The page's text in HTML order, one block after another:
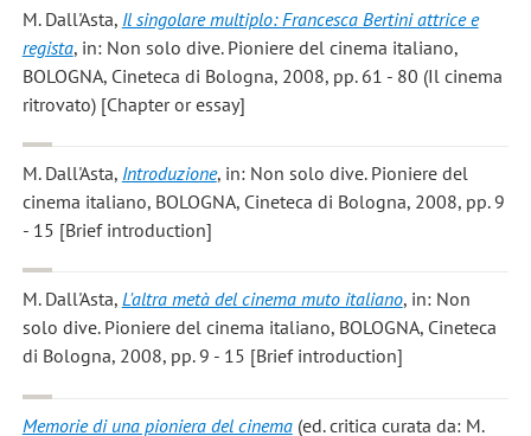
M. Dall'Asta, Il singolare multiplo: Francesca Bertini attrice e
regista, in: Non solo dive. Pioniere del cinema italiano,
BOLOGNA, Cineteca di Bologna, 2008, pp. 61 - 80 (Il cinema
ritrovato) [Chapter or essay]
M. Dall'Asta, Introduzione, in: Non solo dive. Pioniere del
cinema italiano, BOLOGNA, Cineteca di Bologna, 2008, pp. 9
- 15 [Brief introduction]
M. Dall'Asta, L'altra metà del cinema muto italiano, in: Non
solo dive. Pioniere del cinema italiano, BOLOGNA, Cineteca
di Bologna, 2008, pp. 9 - 15 [Brief introduction]
Memorie di una pioniera del cinema(ed. critica curata da: M.